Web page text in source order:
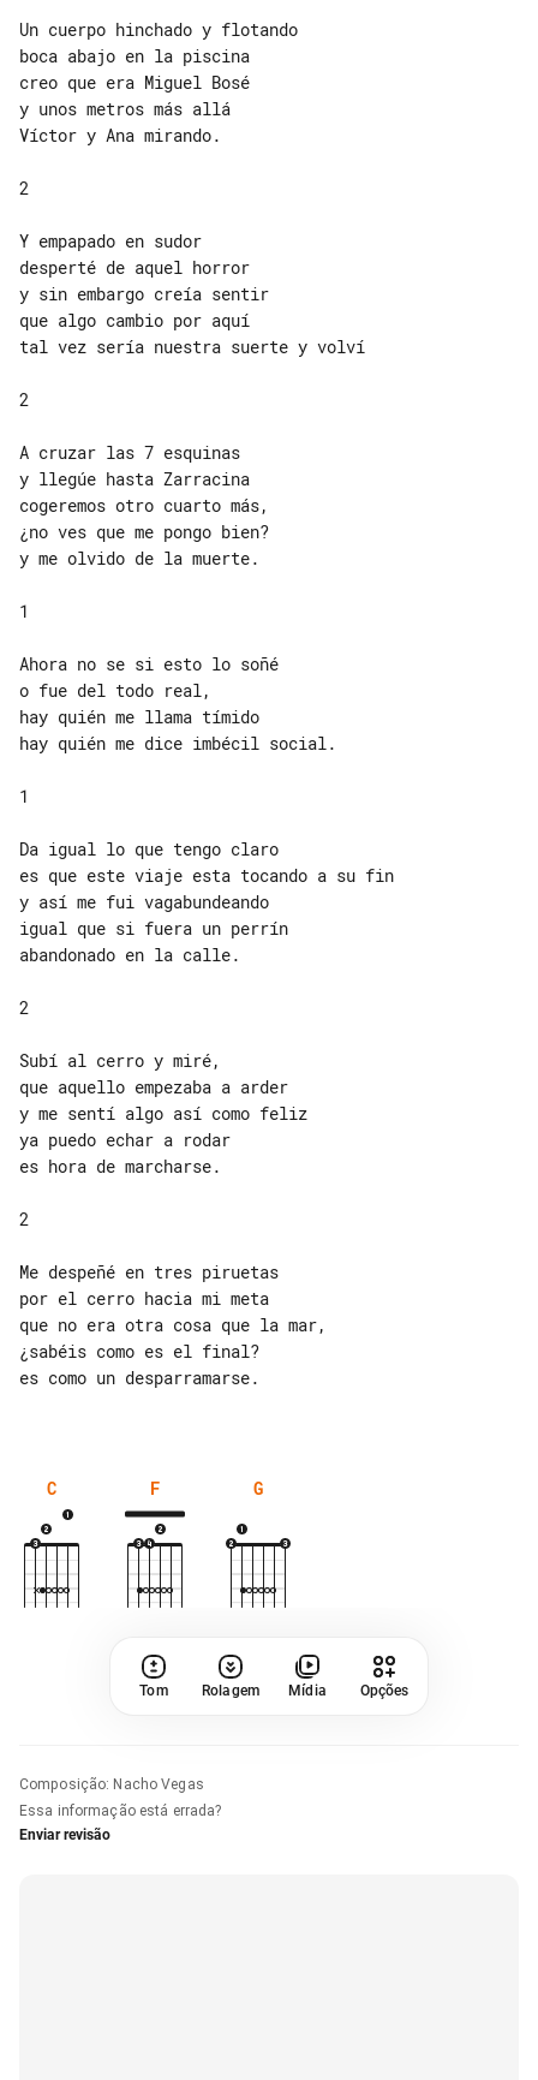
Un cuerpo hinchado y flotando
boca abajo en la piscina
creo que era Miguel Bosé
y unos metros más allá
Víctor y Ana mirando.
2
Y empapado en sudor
desperté de aquel horror
y sin embargo creía sentir
que algo cambio por aquí
tal vez sería nuestra suerte y volví
2
A cruzar las 7 esquinas
y llegúe hasta Zarracina
cogeremos otro cuarto más,
¿no ves que me pongo bien?
y me olvido de la muerte.
1
Ahora no se si esto lo soñé
o fue del todo real,
hay quién me llama tímido
hay quién me dice imbécil social.
1
Da igual lo que tengo claro
es que este viaje esta tocando a su fin
y así me fui vagabundeando
igual que si fuera un perrín
abandonado en la calle.
2
Subí al cerro y miré,
que aquello empezaba a arder
y me sentí algo así como feliz
ya puedo echar a rodar
es hora de marcharse.
2
Me despeñé en tres piruetas
por el cerro hacia mi meta
que no era otra cosa que la mar,
¿sabéis como es el final?
es como un desparramarse.
C F G
Tom Rolagem Mídia Opções
Composição: Nacho Vegas
Essa informação está errada?
Enviar revisão